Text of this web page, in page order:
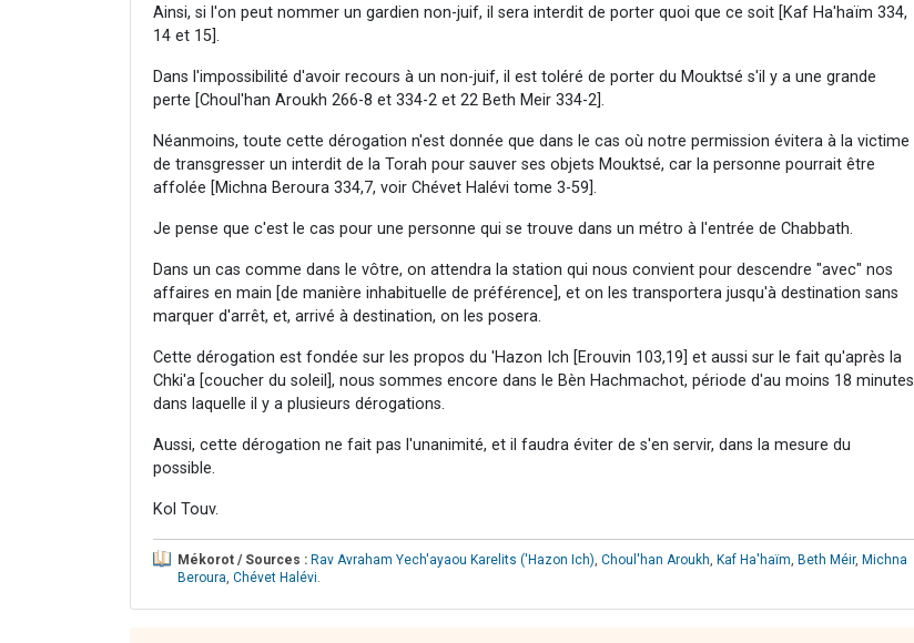
Ainsi, si l'on peut nommer un gardien non-juif, il sera interdit de porter quoi que ce soit [Kaf Ha'haïm 334,
14 et 15].
Dans l'impossibilité d'avoir recours à un non-juif, il est toléré de porter du Mouktsé s'il y a une grande
perte [Choul'han Aroukh 266-8 et 334-2 et 22 Beth Meir 334-2].
Néanmoins, toute cette dérogation n'est donnée que dans le cas où notre permission évitera à la victime
de transgresser un interdit de la Torah pour sauver ses objets Mouktsé, car la personne pourrait être
affolée [Michna Beroura 334,7, voir Chévet Halévi tome 3-59].
Je pense que c'est le cas pour une personne qui se trouve dans un métro à l'entrée de Chabbath.
Dans un cas comme dans le vôtre, on attendra la station qui nous convient pour descendre "avec" nos
affaires en main [de manière inhabituelle de préférence], et on les transportera jusqu'à destination sans
marquer d'arrêt, et, arrivé à destination, on les posera.
Cette dérogation est fondée sur les propos du 'Hazon Ich [Erouvin 103,19] et aussi sur le fait qu'après la
Chki'a [coucher du soleil], nous sommes encore dans le Bèn Hachmachot, période d'au moins 18 minutes
dans laquelle il y a plusieurs dérogations.
Aussi, cette dérogation ne fait pas l'unanimité, et il faudra éviter de s'en servir, dans la mesure du
possible.
Kol Touv.
Mékorot / Sources : Rav Avraham Yech'ayaou Karelits ('Hazon Ich) Choul'han Aroukh Kaf Ha'haïm Beth Méir, Michna
Beroura Chévet Halévi